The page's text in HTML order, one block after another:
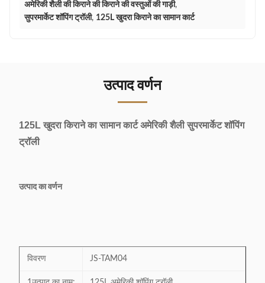
अमेरिकी शैली की किराने की किराने की वस्तुओं की गाड़ी,
सुपरमार्केट शॉपिंग ट्रॉली, 125L खुदरा किराने का सामान कार्ट
उत्पाद वर्णन
125L खुदरा किराने का सामान कार्ट अमेरिकी शैली सुपरमार्केट शॉपिंग
ट्रॉली
उत्पाद का वर्णन
विवरण JS-TAM04